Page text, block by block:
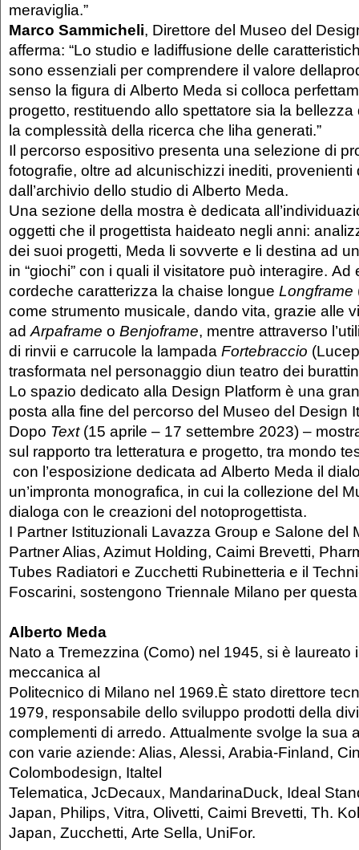
meraviglia.”
Marco Sammicheli, Direttore del Museo del
afferma: “Lo studio e ladiffusione delle
sono essenziali per comprendere il valore
senso la figura di Alberto Meda si colloca
progetto, restituendo allo spettatore sia la
la complessità della ricerca che liha generati.”
Il percorso espositivo presenta una selezione di
fotografie, oltre ad alcunischizzi inediti,
dall’archivio dello studio di Alberto Meda.
Una sezione della mostra è dedicata
oggetti che il progettista haideato negli anni:
dei suoi progetti, Meda li sovverte e li destina ad
in “giochi” con i quali il visitatore può interagire.
cordeche caratterizza la chaise longue Longframe
come strumento musicale, dando vita, grazie alle
ad Arpaframe o Benjoframe, mentre attraverso
di rinvii e carrucole la lampada Fortebraccio
trasformata nel personaggio diun teatro dei
Lo spazio dedicato alla Design Platform è una
posta alla fine del percorso del Museo del Design
Dopo Text (15 aprile – 17 settembre 2023) –
sul rapporto tra letteratura e progetto, tra mondo
con l’esposizione dedicata ad Alberto Meda il
un’impronta monografica, in cui la collezione del
dialoga con le creazioni del notoprogettista.
I Partner Istituzionali Lavazza Group e Salone del
Partner Alias, Azimut Holding, Caimi Brevetti,
Tubes Radiatori e Zucchetti Rubinetteria e il
Foscarini, sostengono Triennale Milano per
Alberto Meda
Nato a Tremezzina (Como) nel 1945, si è laureato
meccanica al
Politecnico di Milano nel 1969.È stato direttore
1979, responsabile dello sviluppo prodotti della
complementi di arredo. Attualmente svolge la sua
con varie aziende: Alias, Alessi, Arabia-Finland,
Colombodesign, Italtel
Telematica, JcDecaux, MandarinaDuck, Ideal
Japan, Philips, Vitra, Olivetti, Caimi Brevetti, Th.
Japan, Zucchetti, Arte Sella, UniFor.